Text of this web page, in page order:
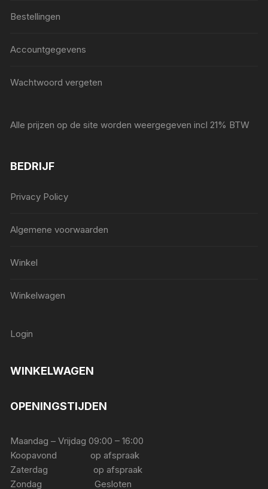
Bestellingen
Accountgegevens
Wachtwoord vergeten
Alle prijzen op de site worden weergegeven incl 21% BTW
BEDRIJF
Privacy Policy
Algemene voorwaarden
Winkel
Winkelwagen
Login
WINKELWAGEN
OPENINGSTIJDEN
Maandag – Vrijdag 09:00 – 16:00
Koopavond op afspraak
Zaterdag op afspraak
Zondag Gesloten